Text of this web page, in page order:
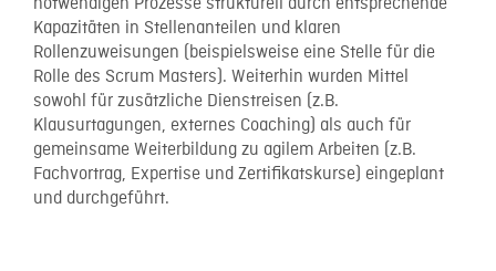
Kapazitäten in Stellenanteilen und klaren
Rollenzuweisungen (beispielsweise eine Stelle für die
Rolle des Scrum Masters). Weiterhin wurden Mittel
sowohl für zusätzliche Dienstreisen (z.B.
Klausurtagungen, externes Coaching) als auch für
gemeinsame Weiterbildung zu agilem Arbeiten (z.B.
Fachvortrag, Expertise und Zertifikatskurse) eingeplant
und durchgeführt.